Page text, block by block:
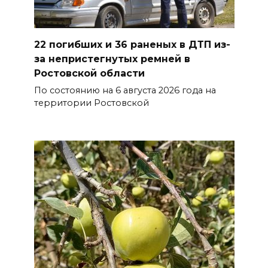
В Железнодорожном районе
Ростова-на-Дону на сутки
капремонта сетей
07 августа 2026 20:32
Полиция ищет вандалов,
07 августа 2026 20:12
Госавтоинспекция по
Ростовской области призвала
водителей быть осторожными
из-за ухудшения погоды
07 августа 2026 19:39
22 погибших и 36 раненых в ДТП из-
за непристегнутых ремней в
Ростовской области
По состоянию на 6 августа 2026 года на
территории Ростовской